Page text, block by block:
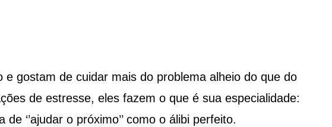
gostam de cuidar mais do problema alheio do que do
de estresse, eles fazem o que é sua especialidade:
‘’ajudar o próximo’’ como o álibi perfeito.